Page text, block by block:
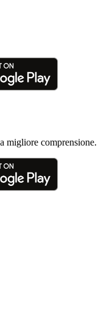
migliore comprensione.